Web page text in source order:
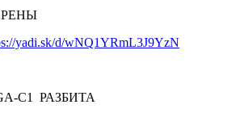
yadi.sk/d/wNQ1YRmL3J9YzN
C1 РАЗБИТА